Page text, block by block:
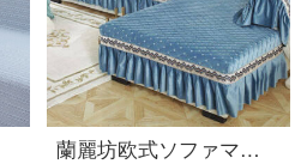
蘭麗坊欧式ソファマットセット毛绒滑り止めスカート通用ソファタオル貴妃位カスタマイズ可能ソファカバー全カバークッション星-青90*18 cmスカート